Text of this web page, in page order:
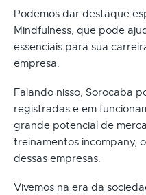
Podemos dar destaque
Mindfulness, que pode
essenciais para sua
empresa.
Falando nisso, Sorocaba
registradas e em
grande potencial de
treinamentos incompany,
dessas empresas.
Vivemos na era da